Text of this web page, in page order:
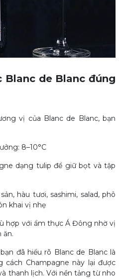
Blanc de Blanc đúng
vị của Blanc de Blanc, bạn
8–10°C
dạng tulip để giữ bọt và tập
hàu tươi, sashimi, salad, phô
khai vị nhẹ
hợp với ẩm thực Á Đông nhờ vị
ăn.
đã hiểu rõ Blanc de Blanc là
cách Champagne này lại được
thanh lịch. Với nền tảng từ nho